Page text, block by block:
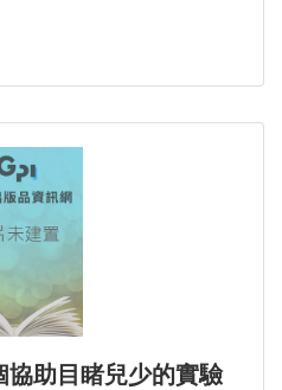
協助目睹兒少的實驗